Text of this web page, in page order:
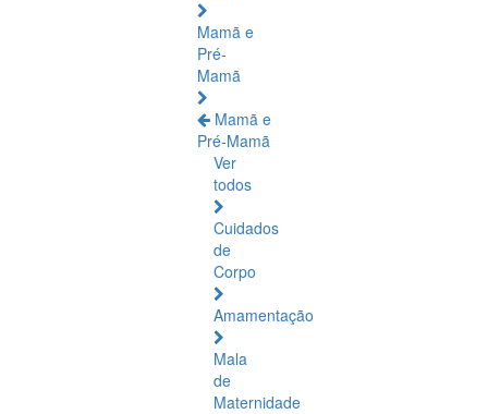
Mamã e
Pré-
Mamã
Mamã e
Pré-Mamã
Ver
todos
Cuidados
de
Corpo
Amamentação
Mala
de
Maternidade